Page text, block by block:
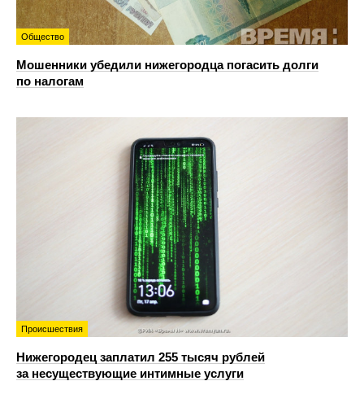
Общество
Мошенники убедили нижегородца погасить долги
по налогам
Происшествия
Нижегородец заплатил 255 тысяч рублей
за несуществующие интимные услуги